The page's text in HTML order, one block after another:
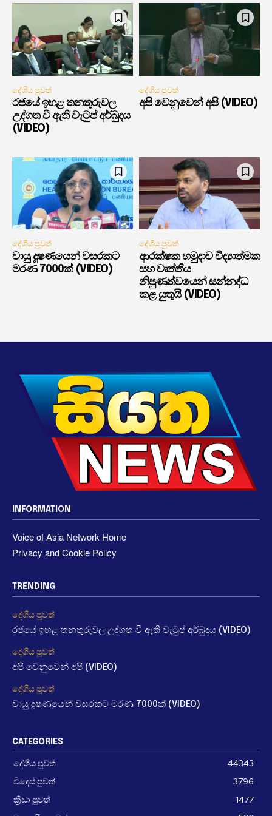
දේශීය පුවත්
රජයේ ඉහළ තනතුරුවල
උද්ගත වී ඇති වැටුප් අර්බුදය
(VIDEO)
දේශීය පුවත්
අපි වෙනුවෙන් අපි (VIDEO)
දේශීය පුවත්
වායු දූෂණයෙන් වසරකට
මරණ 7000ක් (VIDEO)
දේශීය පුවත්
ආරක්ෂක හමුදාව විද්‍යාත්මක
සහ වෘත්තීය
නිපුණත්වයෙන් සන්නද්ධ
කළ යුතුයි (VIDEO)
INFORMATION
Voice of Asia Network Home
Privacy and Cookie Policy
TRENDING
දේශීය පුවත්
රජයේ ඉහළ තනතුරුවල උද්ගත වී ඇති වැටුප් අර්බුදය (VIDEO)
දේශීය පුවත්
අපි වෙනුවෙන් අපි (VIDEO)
දේශීය පුවත්
වායු දූෂණයෙන් වසරකට මරණ 7000ක් (VIDEO)
CATEGORIES
දේශීය පුවත්
44343
විදෙස් පුවත්
3796
ක්‍රීඩා පුවත්
1477